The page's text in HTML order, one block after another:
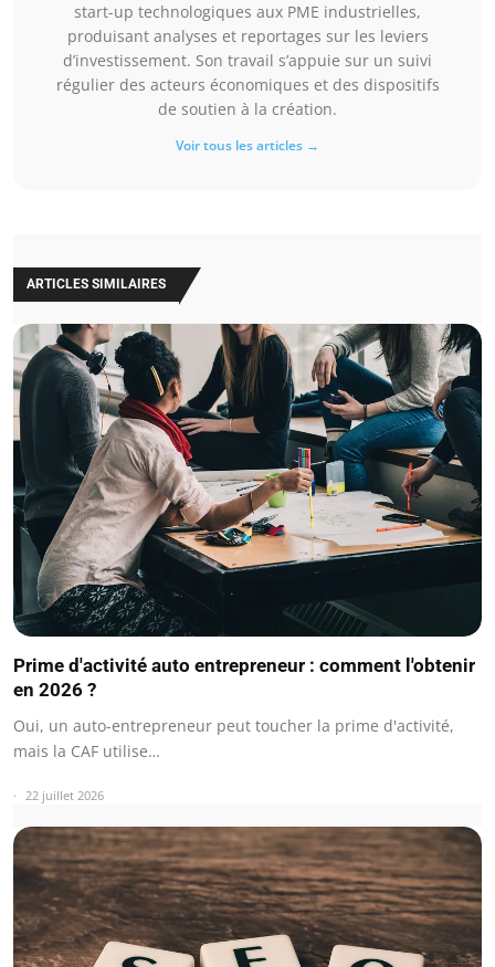
start-up technologiques aux PME industrielles,
produisant analyses et reportages sur les leviers
d’investissement. Son travail s’appuie sur un suivi
régulier des acteurs économiques et des dispositifs
de soutien à la création.
Voir tous les articles →
ARTICLES SIMILAIRES
Prime d'activité auto entrepreneur : comment l'obtenir
en 2026 ?
Oui, un auto-entrepreneur peut toucher la prime d'activité,
mais la CAF utilise…
22 juillet 2026